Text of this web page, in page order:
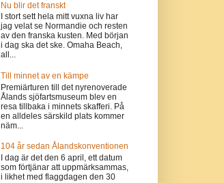
Nu blir det franskt
I stort sett hela mitt vuxna liv har
jag velat se Normandie och resten
av den franska kusten. Med början
i dag ska det ske. Omaha Beach,
all...
Till minnet av en kämpe
Premiärturen till det nyrenoverade
Ålands sjöfartsmuseum blev en
resa tillbaka i minnets skafferi. På
en alldeles särskild plats kommer
näm...
104 år sedan Ålandskonventionen
I dag är det den 6 april, ett datum
som förtjänar att uppmärksammas,
i likhet med flaggdagen den 30